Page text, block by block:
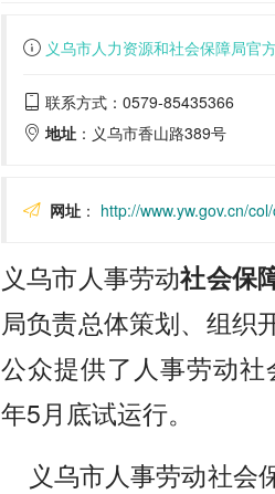
义乌市人力资源和社会保障局官
联系方式：0579-85435366
地址 ：义乌市香山路389号
网址 ： http://www.yw.gov.cn/
义乌市人事劳动社会保
局负责总体策划、组织
公众提供了人事劳动
年5月底试运行。
义乌市人事劳动社会